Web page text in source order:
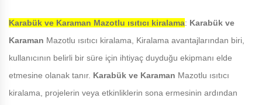
Karabük ve Karaman Mazotlu ısıtıcı kiralama: Karabük ve
Karaman Mazotlu ısıtıcı kiralama, Kiralama avantajlarından biri,
kullanıcının belirli bir süre için ihtiyaç duyduğu ekipmanı elde
etmesine olanak tanır. Karabük ve Karaman Mazotlu ısıtıcı
kiralama, projelerin veya etkinliklerin sona ermesinin ardından